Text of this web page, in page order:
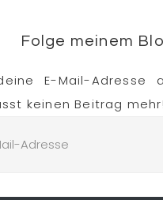
Folge meinem
E-Mail-Adresse
keinen Beitrag mehr!